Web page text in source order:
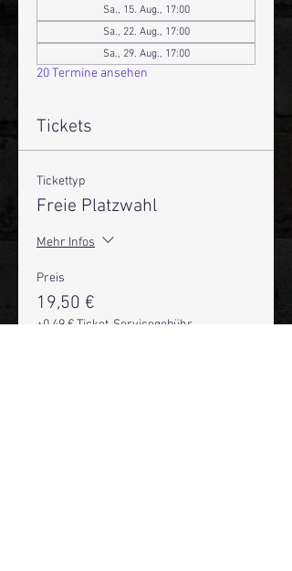
Sa., 15. Aug., 17:00
Sa., 22. Aug., 17:00
Sa., 29. Aug., 17:00
20 Termine ansehen
Tickets
Tickettyp
Freie Platzwahl
Mehr Infos
Preis
19,50 €
+0,49 € Ticket-Servicegebühr